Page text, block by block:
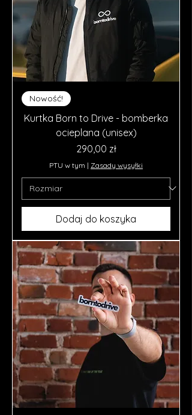
Nowość!
Kurtka Born to Drive - bomberka
ocieplana (unisex)
Cena
290,00 zł
PTU w tym | Zasady wysyłki
Dodaj do koszyka